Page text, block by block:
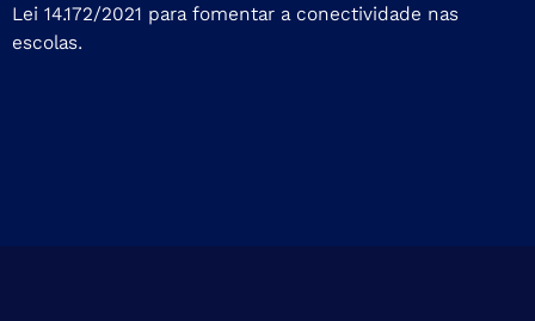
Lei 14.172/2021 para fomentar a conectividade nas
escolas.